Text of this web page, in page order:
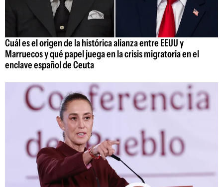
Cuál es el origen de la histórica alianza entre EEUU y
Marruecos y qué papel juega en la crisis migratoria en el
enclave español de Ceuta